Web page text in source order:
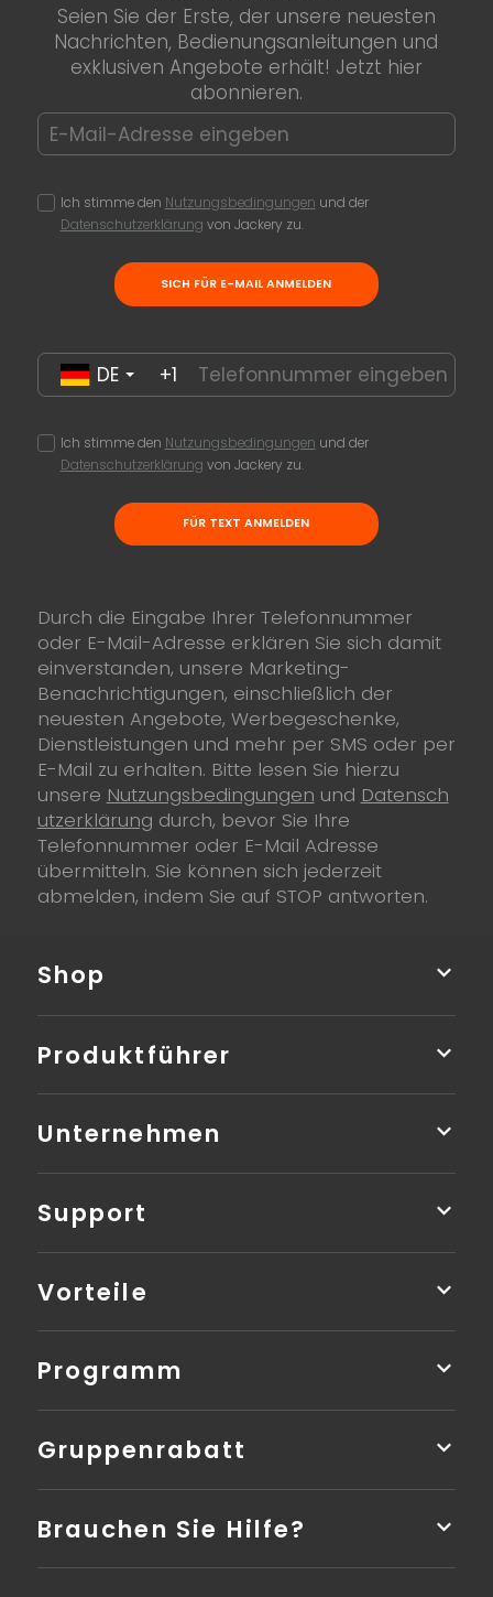
Seien Sie der Erste, der unsere neuesten
Nachrichten, Bedienungsanleitungen und
exklusiven Angebote erhält! Jetzt hier
abonnieren.
Ich stimme den Nutzungsbedingungen und der
Datenschutzerklärung von Jackery zu.
SICH FÜR E-MAIL ANMELDEN
DE +1
Ich stimme den Nutzungsbedingungen und der
Datenschutzerklärung von Jackery zu.
FÜR TEXT ANMELDEN
Durch die Eingabe Ihrer Telefonnummer
oder E-Mail-Adresse erklären Sie sich damit
einverstanden, unsere Marketing-
Benachrichtigungen, einschließlich der
neuesten Angebote, Werbegeschenke,
Dienstleistungen und mehr per SMS oder per
E-Mail zu erhalten. Bitte lesen Sie hierzu
unsere Nutzungsbedingungen und Datensch
utzerklärung durch, bevor Sie Ihre
Telefonnummer oder E-Mail Adresse
übermitteln. Sie können sich jederzeit
abmelden, indem Sie auf STOP antworten.
Shop
Produktführer
Unternehmen
Support
Vorteile
Programm
Gruppenrabatt
Brauchen Sie Hilfe?